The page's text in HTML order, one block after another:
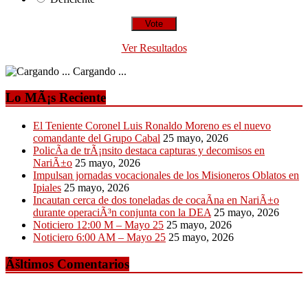
Ver Resultados
Cargando ...
Lo MÃ¡s Reciente
El Teniente Coronel Luis Ronaldo Moreno es el nuevo
comandante del Grupo Cabal 25 mayo, 2026
PolicÃ­a de trÃ¡nsito destaca capturas y decomisos en
NariÃ±o 25 mayo, 2026
Impulsan jornadas vocacionales de los Misioneros Oblatos en
Ipiales 25 mayo, 2026
Incautan cerca de dos toneladas de cocaÃ­na en NariÃ±o
durante operaciÃ³n conjunta con la DEA 25 mayo, 2026
Noticiero 12:00 M – Mayo 25 25 mayo, 2026
Noticiero 6:00 AM – Mayo 25 25 mayo, 2026
Ãšltimos Comentarios